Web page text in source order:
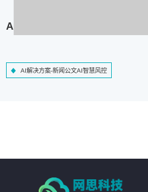
AI解决方案-新闻公文AI智慧风控
AI解决方案-新闻公文AI智慧风控